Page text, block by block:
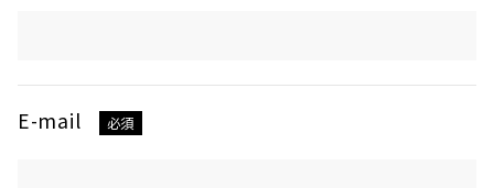
E-mail 必須